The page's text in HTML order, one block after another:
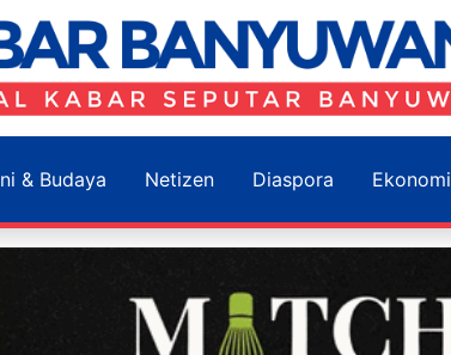
& Budaya Netizen Diaspora Ekonomi